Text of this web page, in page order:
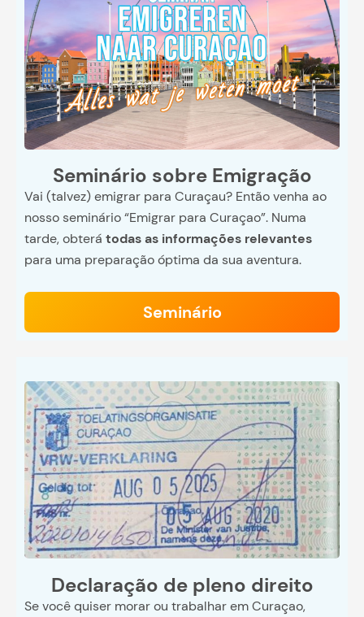
Seminário sobre Emigração
Vai (talvez) emigrar para Curaçau? Então venha ao
nosso seminário “Emigrar para Curaçao”. Numa
tarde, obterá todas as informações relevantes
para uma preparação óptima da sua aventura.
Seminário
Declaração de pleno direito
Se você quiser morar ou trabalhar em Curaçao,